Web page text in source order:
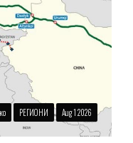
РЕГИОНИ Aug 1 2026